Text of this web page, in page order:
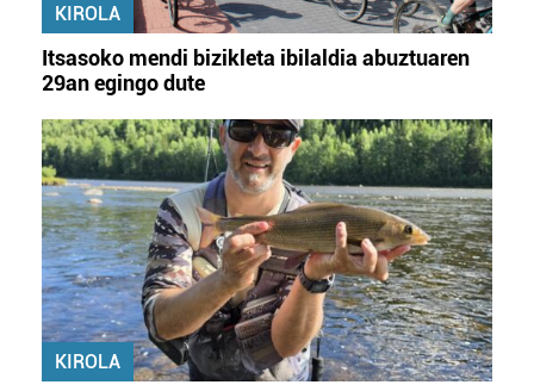
KIROLA
Itsasoko mendi bizikleta ibilaldia abuztuaren
29an egingo dute
KIROLA